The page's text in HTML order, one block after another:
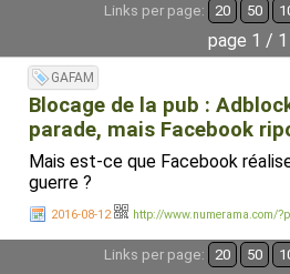
Links per page: 20 50
page 1 / 1
GAFAM
Blocage de la pub :
parade, mais Facebook
Mais est-ce que Facebook
guerre ?
2016-08-12 http://www.numerama.com/
Links per page: 20 50